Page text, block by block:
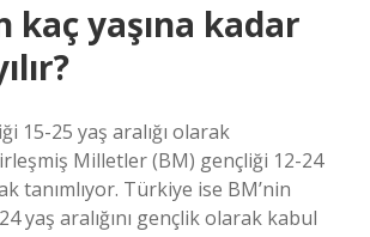
kaç yaşına kadar
15-25 yaş aralığı olarak
Milletler (BM) gençliği 12-24
tanımlıyor. Türkiye ise BM’nin
yaş aralığını gençlik olarak kabul